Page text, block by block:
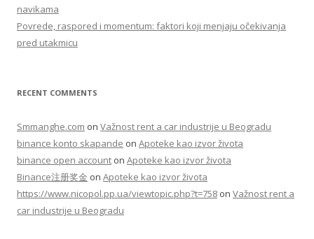
navikama
Povrede, raspored i momentum: faktori koji menjaju očekivanja
pred utakmicu
RECENT COMMENTS
Smmanghe.com on Važnost rent a car industrije u Beogradu
binance konto skapande on Apoteke kao izvor života
binance open account on Apoteke kao izvor života
Binance注册奖金 on Apoteke kao izvor života
https://www.nicopol.pp.ua/viewtopic.php?t=758 on Važnost rent a
car industrije u Beogradu